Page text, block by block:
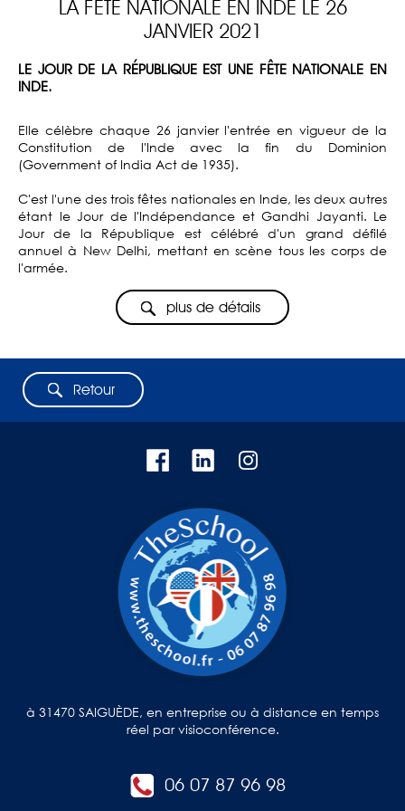
LA FÊTE NATIONALE EN INDE LE 26
JANVIER 2021
LE JOUR DE LA RÉPUBLIQUE EST UNE FÊTE NATIONALE EN
INDE.
Elle célèbre chaque 26 janvier l'entrée en vigueur de la
Constitution de l'Inde avec la fin du Dominion
(Government of India Act de 1935).
C'est l'une des trois fêtes nationales en Inde, les deux autres
étant le Jour de l'Indépendance et Gandhi Jayanti. Le
Jour de la République est célébré d'un grand défilé
annuel à New Delhi, mettant en scène tous les corps de
l'armée.
plus de détails
Retour
à 31470 SAIGUÈDE, en entreprise ou à distance en temps
réel par visioconférence.
06 07 87 96 98